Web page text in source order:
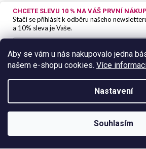
Aby se vám u nás nakupovalo jedna
našem e-shopu cookies. Více
Nastavení
Souhlasím
Sledovat na
CHCETE SLEVU 10 % NA VÁŠ PRVNÍ
Stačí se přihlásit k odběru našeho
a 10% sleva je Vaše.
Ano, chci se přihlásit
Zásady zpracování osobních údajů